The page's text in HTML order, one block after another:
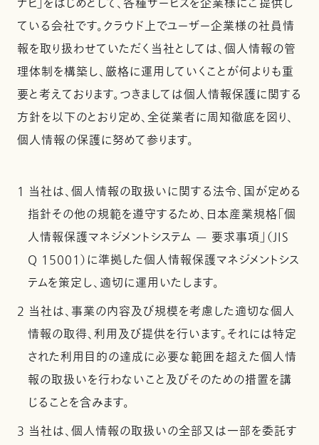
ナビ」をはじめとして、各種サービスを企業様にご提供し
ている会社です。クラウド上でユーザー企業様の社員情
報を取り扱わせていただく当社としては、個人情報の管
理体制を構築し、厳格に運用していくことが何よりも重
要と考えております。つきましては個人情報保護に関する
方針を以下のとおり定め、全従業者に周知徹底を図り、
個人情報の保護に努めて参ります。
1 当社は、個人情報の取扱いに関する法令、国が定める
指針その他の規範を遵守するため、日本産業規格「個
人情報保護マネジメントシステム — 要求事項」（JIS
Q 15001）に準拠した個人情報保護マネジメントシス
テムを策定し、適切に運用いたします。
2 当社は、事業の内容及び規模を考慮した適切な個人
情報の取得、利用及び提供を行います。それには特定
された利用目的の達成に必要な範囲を超えた個人情
報の取扱いを行わないこと及びそのための措置を講
じることを含みます。
3 当社は、個人情報の取扱いの全部又は一部を委託す